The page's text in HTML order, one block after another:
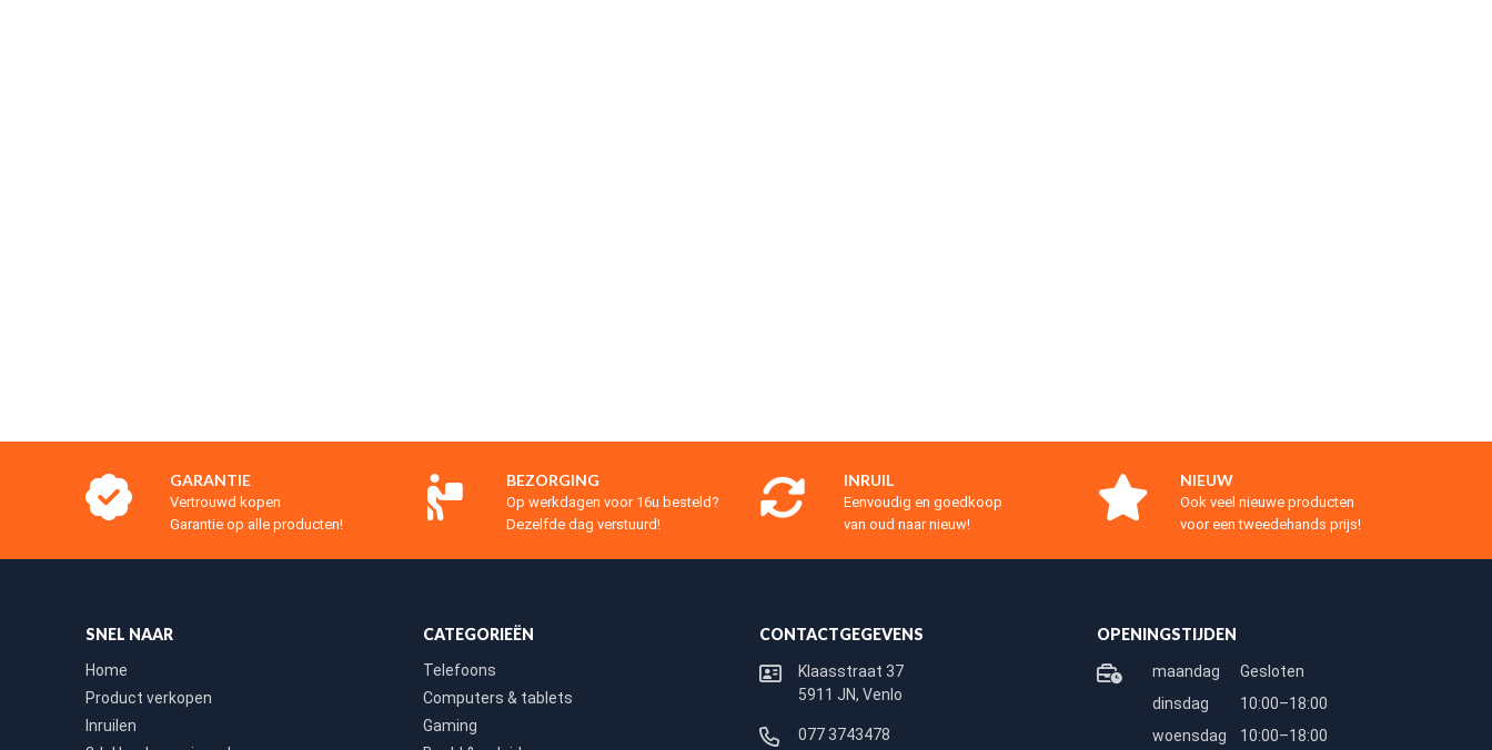
GARANTIE
Vertrouwd kopen
Garantie op alle producten!
BEZORGING
Op werkdagen voor 16u besteld?
Dezelfde dag verstuurd!
INRUIL
Eenvoudig en goedkoop
van oud naar nieuw!
NIEUW
Ook veel nieuwe producten
voor een tweedehands prijs!
SNEL NAAR
Home
Product verkopen
Inruilen
CATEGORIEËN
Telefoons
Computers & tablets
Gaming
CONTACTGEGEVENS
Klaasstraat 37
5911 JN, Venlo
077 3743478
OPENINGSTIJDEN
maandag
Gesloten
dinsdag
10:00–18:00
woensdag
10:00–18:00